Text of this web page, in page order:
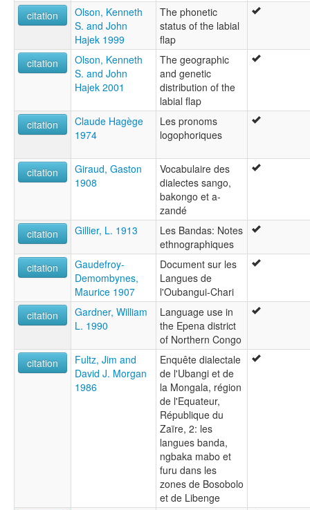
citation
Olson, Kenneth
S. and John
Hajek 1999
The phonetic
status of the labial
flap
citation
Olson, Kenneth
S. and John
Hajek 2001
The geographic
and genetic
distribution of the
labial flap
citation
Claude Hagège
1974
Les pronoms
logophoriques
citation
Giraud, Gaston
1908
Vocabulaire des
dialectes sango,
bakongo et a-
zandé
citation
Gillier, L. 1913
Les Bandas: Notes
ethnographiques
citation
Gaudefroy-
Demombynes,
Maurice 1907
Document sur les
Langues de
l'Oubangui-Chari
citation
Gardner, William
L. 1990
Language use in
the Epena district
of Northern Congo
citation
Fultz, Jim and
David J. Morgan
1986
Enquête dialectale
de l'Ubangi et de
la Mongala, région
de l'Equateur,
République du
Zaïre, 2: les
langues banda,
ngbaka mabo et
furu dans les
zones de Bosobolo
et de Libenge